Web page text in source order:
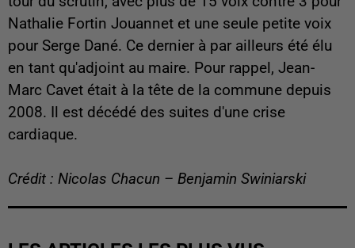
Nathalie Fortin Jouannet et une seule petite voix
pour Serge Dané. Ce dernier à par ailleurs été élu
en tant qu'adjoint au maire. Pour rappel, Jean-
Marc Cavet était à la tête de la commune depuis
2008. Il est décédé des suites d'une crise
cardiaque.
Crédit : Nicolas Chacun – Benjamin Swiniarski